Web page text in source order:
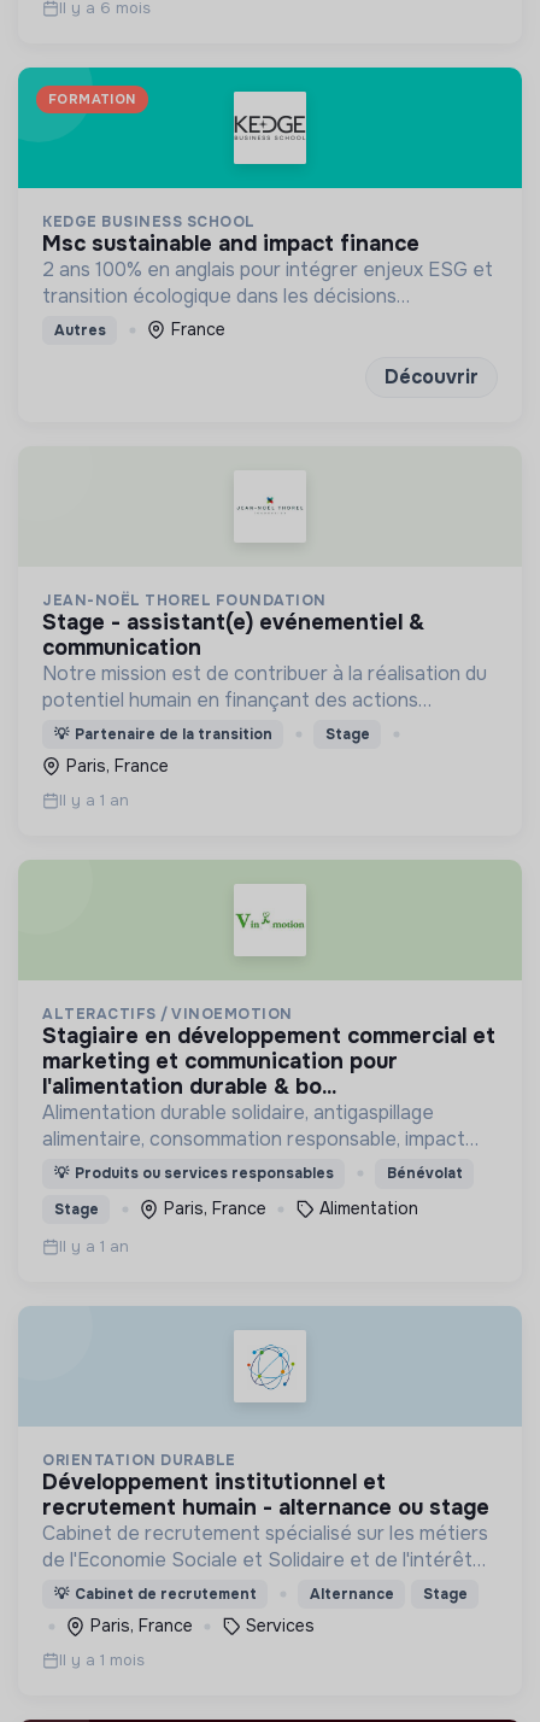
Il y a 6 mois
FORMATION
KEDGE BUSINESS SCHOOL
msc sustainable and impact finance
2 ans 100% en anglais pour intégrer enjeux ESG et
transition écologique dans les décisions
financières et la stratégie des organisations
Autres France
Découvrir
JEAN-NOËL THOREL FOUNDATION
stage - assistant(e) evénementiel &
communication
Notre mission est de contribuer à la réalisation du
potentiel humain en finançant des actions
généreuses
💡 Partenaire de la transition Stage
Paris, France
Il y a 1 an
ALTERACTIFS / VINOEMOTION
stagiaire en développement commercial et
marketing et communication pour
l'alimentation durable & bo...
Alimentation durable solidaire, antigaspillage
alimentaire, consommation responsable, impact
positif social et environnemental
💡 Produits ou services responsables
Bénévolat
Stage
Paris, France Alimentation
Il y a 1 an
ORIENTATION DURABLE
développement institutionnel et
recrutement humain - alternance ou stage
Cabinet de recrutement spécialisé sur les métiers
de l'Economie Sociale et Solidaire et de l'intérêt
général
💡 Cabinet de recrutement Alternance Stage
Paris, France Services
Il y a 1 mois